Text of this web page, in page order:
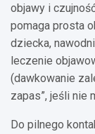
objawy i
pomaga prosta
dziecka,
leczenie
(dawkowanie
zapas”, jeśli nie
Do pilnego